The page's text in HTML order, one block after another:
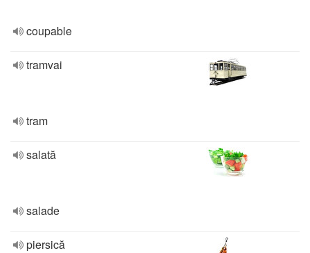
coupable
tramvai
tram
salată
salade
piersică